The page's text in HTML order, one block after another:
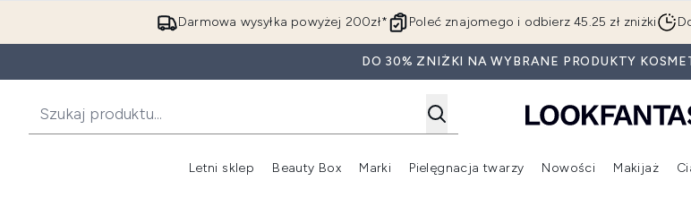
Przejdź do
Darmowa wysyłka powyżej 200zł* Poleć znajomego i odbierz 45.25 zł zniżki
DO 30% ZNIŻKI NA WYBRANE PRODUKTY
Letni sklep Beauty Box
Wejdź do podmenu (Beauty Box)
Marki
Wejdź do podmenu (Marki)
Pielęgnacja twarzy
Wejdź do
Nowości Makijaż